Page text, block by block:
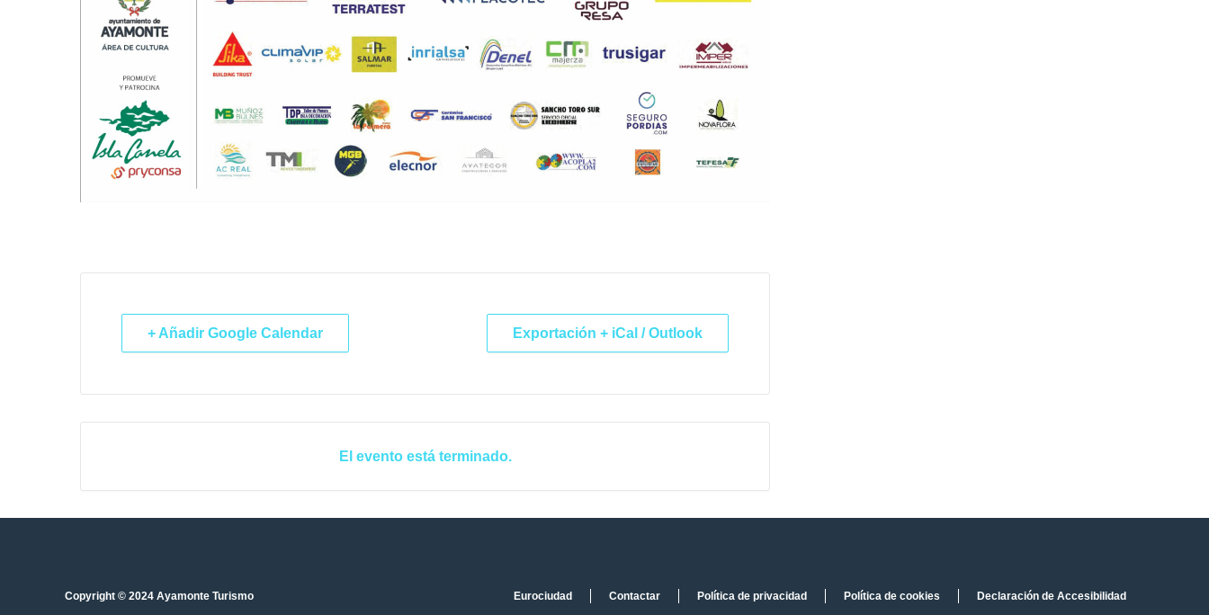
+ Añadir Google Calendar Exportación + iCal / Outlook
El evento está terminado.
Copyright © 2024 Ayamonte Turismo Eurociudad Contactar Política de privacidad Política de cookies Declaración de Accesibilidad